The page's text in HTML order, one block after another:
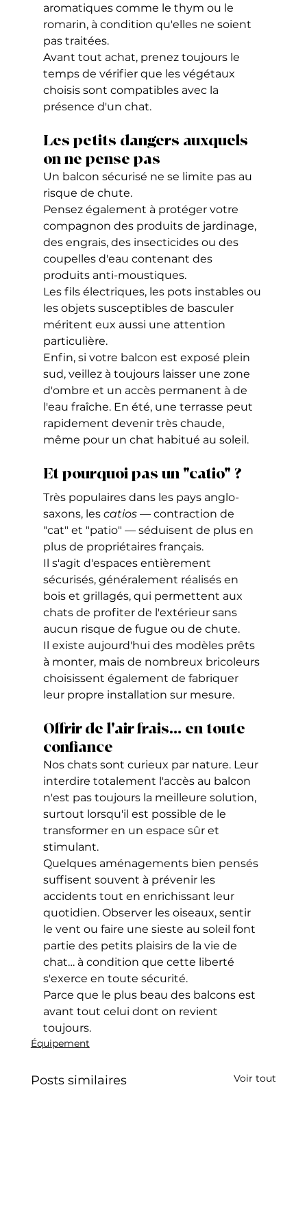
aromatiques comme le thym ou le
romarin, à condition qu'elles ne soient
pas traitées.
Avant tout achat, prenez toujours le
temps de vérifier que les végétaux
choisis sont compatibles avec la
présence d'un chat.
Les petits dangers auxquels
on ne pense pas
Un balcon sécurisé ne se limite pas au
risque de chute.
Pensez également à protéger votre
compagnon des produits de jardinage,
des engrais, des insecticides ou des
coupelles d'eau contenant des
produits anti-moustiques.
Les fils électriques, les pots instables ou
les objets susceptibles de basculer
méritent eux aussi une attention
particulière.
Enfin, si votre balcon est exposé plein
sud, veillez à toujours laisser une zone
d'ombre et un accès permanent à de
l'eau fraîche. En été, une terrasse peut
rapidement devenir très chaude,
même pour un chat habitué au soleil.
Et pourquoi pas un "catio" ?
Très populaires dans les pays anglo-
saxons, les catios — contraction de
"cat" et "patio" — séduisent de plus en
plus de propriétaires français.
Il s'agit d'espaces entièrement
sécurisés, généralement réalisés en
bois et grillagés, qui permettent aux
chats de profiter de l'extérieur sans
aucun risque de fugue ou de chute.
Il existe aujourd'hui des modèles prêts
à monter, mais de nombreux bricoleurs
choisissent également de fabriquer
leur propre installation sur mesure.
Offrir de l'air frais… en toute
confiance
Nos chats sont curieux par nature. Leur
interdire totalement l'accès au balcon
n'est pas toujours la meilleure solution,
surtout lorsqu'il est possible de le
transformer en un espace sûr et
stimulant.
Quelques aménagements bien pensés
suffisent souvent à prévenir les
accidents tout en enrichissant leur
quotidien. Observer les oiseaux, sentir
le vent ou faire une sieste au soleil font
partie des petits plaisirs de la vie de
chat… à condition que cette liberté
s'exerce en toute sécurité.
Parce que le plus beau des balcons est
avant tout celui dont on revient
toujours.
Équipement
Posts similaires Voir tout